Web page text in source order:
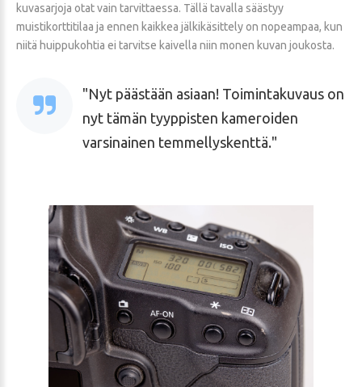
kuvasarjoja otat vain tarvittaessa. Tällä tavalla säästyy
muistikorttitilaa ja ennen kaikkea jälkikäsittely on nopeampaa, kun
niitä huippukohtia ei tarvitse kaivella niin monen kuvan joukosta.
Nyt päästään asiaan! Toimintakuvaus on
nyt tämän tyyppisten kameroiden
varsinainen temmellyskenttä.